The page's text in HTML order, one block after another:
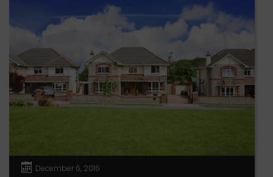
sapien ullamcorper pharetra. Vestibulum erat
wisi, condimentum sed, commodo [...]
December 6, 2016